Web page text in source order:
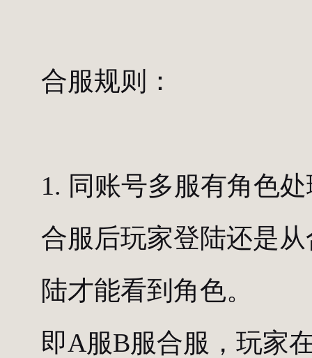
合服规则：
1. 同账号多服有角色
合服后玩家登陆还是
陆才能看到角色。
即A服B服合服，玩家